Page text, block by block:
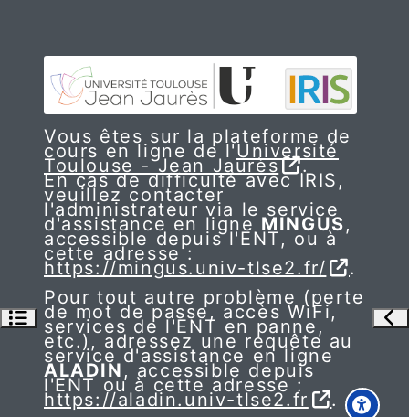
Ouvrir l’index du cours
Vous êtes sur la plateforme de
cours en ligne de l'Université
Toulouse - Jean Jaurès .
En cas de difficulté avec IRIS,
veuillez contacter
l'administrateur via le service
d'assistance en ligne MINGUS,
accessible depuis l'ENT, ou à
cette adresse :
https://mingus.univ-tlse2.fr/
.
Pour tout autre problème (perte
de mot de passe, accès WiFi,
services de l'ENT en panne,
etc.), adressez une requête au
service d'assistance en ligne
ALADIN , accessible depuis
l'ENT ou à cette adresse :
https://aladin.univ-tlse2.fr .